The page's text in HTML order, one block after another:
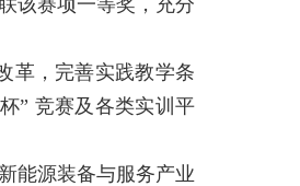
该赛项一等奖，充分
革，完善实践教学条
” 竞赛及各类实训平
能源装备与服务产业